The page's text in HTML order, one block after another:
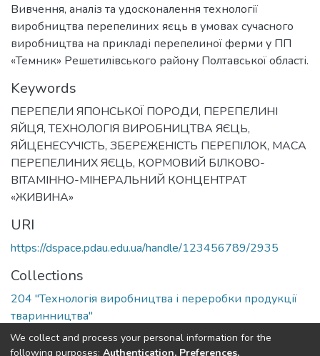
Вивчення, аналіз та удосконалення технології
виробництва перепелиних яєць в умовах сучасного
виробництва на прикладі перепелиної ферми у ПП
«Темник» Решетилівського району Полтавської області.
Keywords
ПЕРЕПЕЛИ ЯПОНСЬКОЇ ПОРОДИ, ПЕРЕПЕЛИНІ
ЯЙЦЯ,ТЕХНОЛОГІЯ ВИРОБНИЦТВА ЯЄЦЬ,
ЯЙЦЕНЕСУЧІСТЬ, ЗБЕРЕЖЕНІСТЬ ПЕРЕПІЛОК, МАСА
ПЕРЕПЕЛИНИХ ЯЄЦЬ, КОРМОВИЙ БІЛКОВО-
ВІТАМІННО-МІНЕРАЛЬНИЙ КОНЦЕНТРАТ
«ЖИВИНА»
URI
https://dspace.pdau.edu.ua/handle/123456789/2935
Collections
204 "Технологія виробництва і переробки продукції
тваринництва"
Full item page
We collect and process your personal information for the
following purposes: Authentication, Preferences,